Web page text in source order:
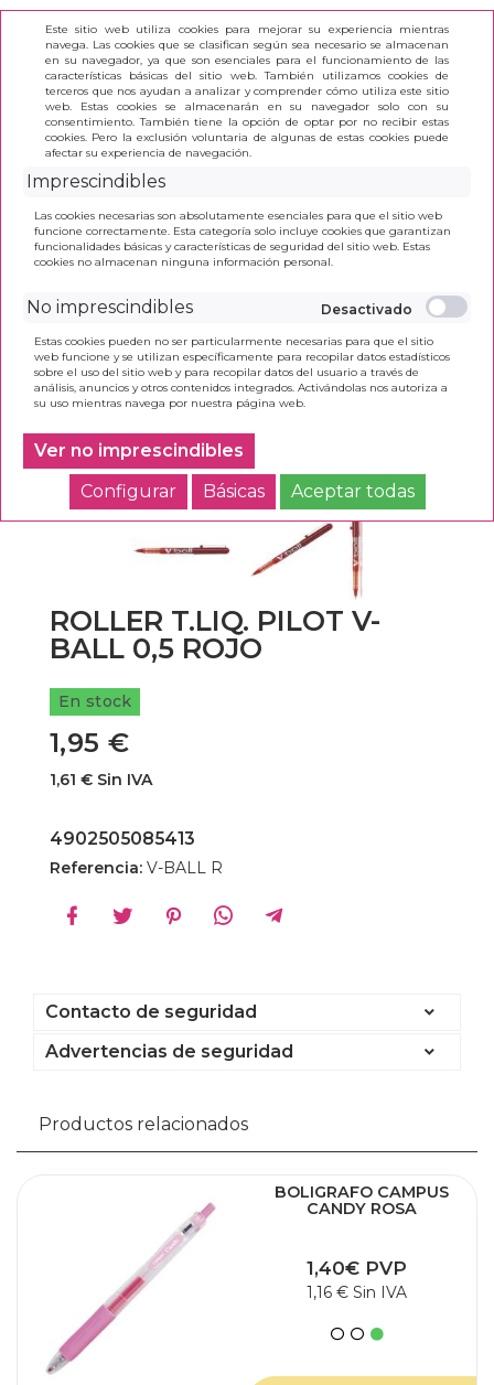
Este sitio web utiliza cookies para mejorar su experiencia mientras
navega. Las cookies que se clasifican según sea necesario se almacenan
en su navegador, ya que son esenciales para el funcionamiento de las
características básicas del sitio web. También utilizamos cookies de
terceros que nos ayudan a analizar y comprender cómo utiliza este sitio
web. Estas cookies se almacenarán en su navegador solo con su
consentimiento. También tiene la opción de optar por no recibir estas
cookies. Pero la exclusión voluntaria de algunas de estas cookies puede
afectar su experiencia de navegación.
Imprescindibles
Las cookies necesarias son absolutamente esenciales para que el sitio web
funcione correctamente. Esta categoría solo incluye cookies que garantizan
funcionalidades básicas y características de seguridad del sitio web. Estas
cookies no almacenan ninguna información personal.
No imprescindibles
Estas cookies pueden no ser particularmente necesarias para que el sitio
web funcione y se utilizan específicamente para recopilar datos estadísticos
sobre el uso del sitio web y para recopilar datos del usuario a través de
análisis, anuncios y otros contenidos integrados. Activándolas nos autoriza a
su uso mientras navega por nuestra página web.
Ver no imprescindibles
Configurar
Básicas Aceptar todas
INICIO >
ROLLER T.LIQ. PILOT V-BALL 0,5 ROJO
Haz clic en la imagen para ampliarla
ROLLER T.LIQ. PILOT V-
BALL 0,5 ROJO
En stock
1,95 €
1,61 € Sin IVA
4902505085413
Referencia: V-BALL R
Contacto de seguridad
Advertencias de seguridad
Productos relacionados
BOLIGRAFO CAMPUS
CANDY ROSA
1,40€ PVP
1,16 € Sin IVA